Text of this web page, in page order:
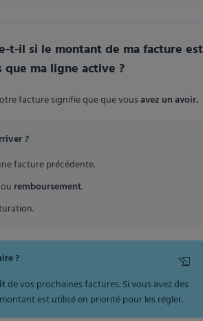
t-il si le montant de ma facture est
que ma ligne active ?
facture signifie que que vous avez un avoir.
?
facture précédente.
ou remboursement.
?
de vos prochaines factures. Si vous avez des
est utilisé en priorité pour les régler.